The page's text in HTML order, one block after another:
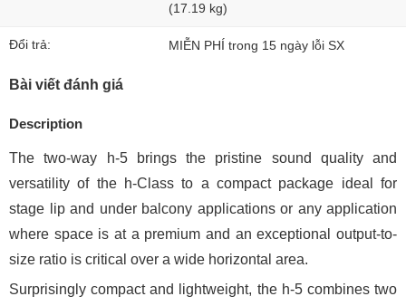
(17.19 kg)
Đổi trả: MIỄN PHÍ trong 15 ngày lỗi SX
Bài viết đánh giá
Description
The two-way h-5 brings the pristine sound quality and
versatility of the h-Class to a compact package ideal for
stage lip and under balcony applications or any application
where space is at a premium and an exceptional output-to-
size ratio is critical over a wide horizontal area.
Surprisingly compact and lightweight, the h-5 combines two